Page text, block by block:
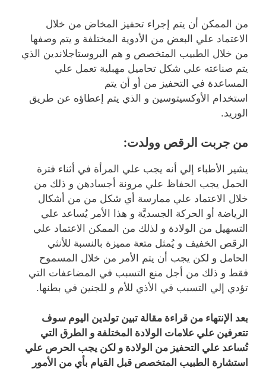
من الممكن أن يتم إجراء تحفيز المخاض من خلال
الاعتماد علي البعض من الأدوية المختلفة و يتم وصفها
من خلال الطبيب المتخصص و هم البروستاجلاندين الذي
يتم صناعته علي شكل تحاميل مهبلية تعمل علي
المساعدة في التحفيز من أو أن يتم
استخدام الأوكسيتوسين و الذي يتم إعطاؤه عن طريق
الوريد.
من جربت الرقص وولدت:
يشير الأطباء إلي أنه يجب علي المرأة في أثناء فترة
الحمل يجب الحفاظ علي مرونة أجسادهن و ذلك من
خلال الاعتماد علي ممارسة أي شكل من من أشكال
الرياضة أو الحركة الجسديَّة و هذا الأمر يُساعد علي
التسهيل من الولادة و لذلك من الممكن الاعتماد علي
الرقص الخفيف و يُمثل متعة مميزة بالنسبة للأنثي
الحامل و لكن يجب أن يتم الأمر من خلال المسموح
فقط و ذلك من أجل منع التسبب في المضاعفات التي
تؤدي إلي التسبب في الأذي للأم و للجنين في بطنها.
بعد الإنتهاء من قراءة مقالة تبين تولدين اليوم سوف
تتعرفين علي علامات الولادة المختلفة و الطرق التي
تُساعد علي التحفيز من الولادة و لكن يجب الحرص علي
استشارة الطبيب المتخصص قبل القيام بأي من الأمور